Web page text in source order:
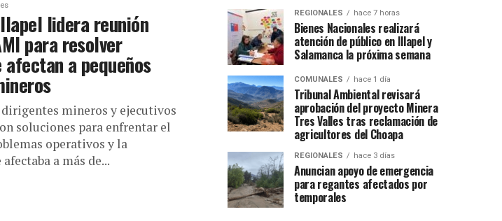
lidera reunión
para resolver
a pequeños
mineros y ejecutivos
soluciones para enfrentar el
operativos y la
a más de...
REGIONALES hace 7 horas
Bienes Nacionales realizará
atención de público en Illapel y
Salamanca la próxima semana
COMUNALES hace 1 día
Tribunal Ambiental revisará
aprobación del proyecto Minera
Tres Valles tras reclamación de
agricultores del Choapa
REGIONALES hace 3 días
Anuncian apoyo de emergencia
para regantes afectados por
temporales